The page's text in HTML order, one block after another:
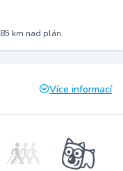
km nad plán.
Více informací